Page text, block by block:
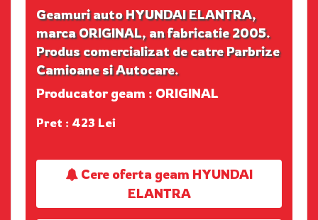
Geamuri auto HYUNDAI ELANTRA,
marca ORIGINAL, an fabricatie 2005.
Produs comercializat de catre Parbrize
Camioane si Autocare.
Producator geam : ORIGINAL
Pret : 423 Lei
Cere oferta geam HYUNDAI
ELANTRA